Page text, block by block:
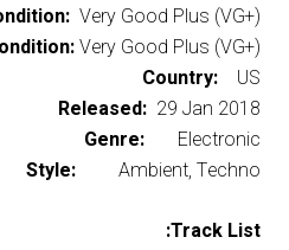
Very Good Plus (VG+)
Very Good Plus (VG+)
Country: US
Released: 29 Jan 2018
Genre: Electronic
Style: Ambient, Techno
Track List: